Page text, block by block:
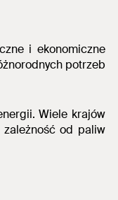
i ekonomiczne
potrzeb
Wiele krajów
od paliw